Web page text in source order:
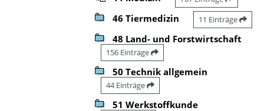
46 Tiermedizin 11 Einträge
48 Land- und Forstwirtschaft
156 Einträge
50 Technik allgemein
44 Einträge
51 Werkstoffkunde